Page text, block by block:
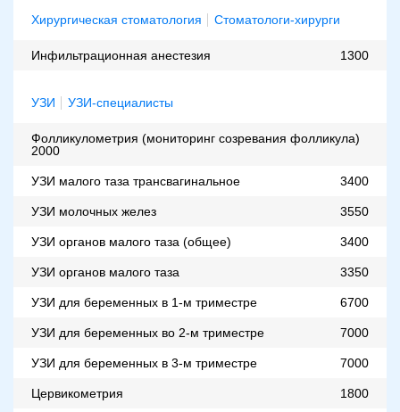
Хирургическая стоматология Стоматологи-хирурги
Инфильтрационная анестезия 1300
УЗИ УЗИ-специалисты
Фолликулометрия (мониторинг созревания фолликула)
2000
УЗИ малого таза трансвагинальное 3400
УЗИ молочных желез 3550
УЗИ органов малого таза (общее) 3400
УЗИ органов малого таза 3350
УЗИ для беременных в 1-м триместре 6700
УЗИ для беременных во 2-м триместре 7000
УЗИ для беременных в 3-м триместре 7000
Цервикометрия 1800